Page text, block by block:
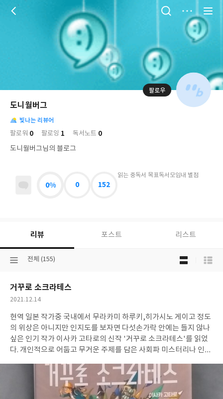
팔로우
도니월버그
님
의
사
락
빛나는 리뷰어
팔로워 0 팔로잉 1 독서노트 0
도니월버그님의 블로그
읽는 중독서 목표
0%
독서모임
0
내 별점
152
리뷰 포스트 리스트
선
분
류
전체 (155)
거꾸로 소크라테스
작
일
2021.12.14
현역 일본 작가중 국내에서 무라카미 하루키,히가시노 게이고 정도
의 위상은 아니지만 인지도를 보자면 다섯손가락 안에는 들지 않나
싶은 인기 작가 이사카 고타로의 신작 '거꾸로 소크라테스'를 읽었
다. 개인적으로 어둡고 무거운 주제를 담은 사회파 미스터리나 인물
좋아해서 나의 소설을 고르는 기준으로 보자면 이사카 고타로는 나
의 독서 취향과는 거리가 있는 작가였다.와카타케 나나미 같은 코지
미스터리도 즐겨 읽지만 또 그런 스타일도 아닌것 같고 어쨌든 그의